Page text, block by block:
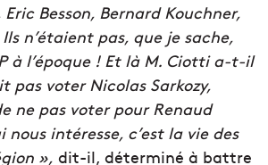
Besson, Bernard Kouchner,
n’étaient pas, que je sache,
à l’époque ! Et là M. Ciotti a-t-il
pas voter Nicolas Sarkozy,
ne pas voter pour Renaud
nous intéresse, c’est la vie des
», dit-il, déterminé à battre